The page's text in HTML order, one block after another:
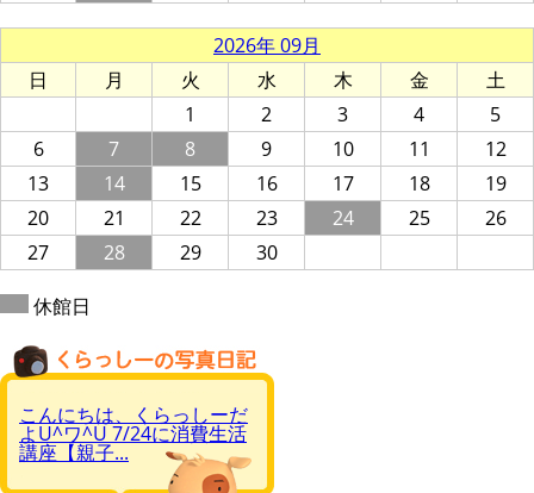
2026年 09月
日
月 火 水 木 金
土
1
2 3 4
5
6
7 8 9 10 11
12
13
14 15 16 17 18
19
20
21 22 23 24 25
26
27
28 29 30
休館日
こんにちは、くらっしーだ
よU^ワ^U 7/24に消費生活
講座【親子...